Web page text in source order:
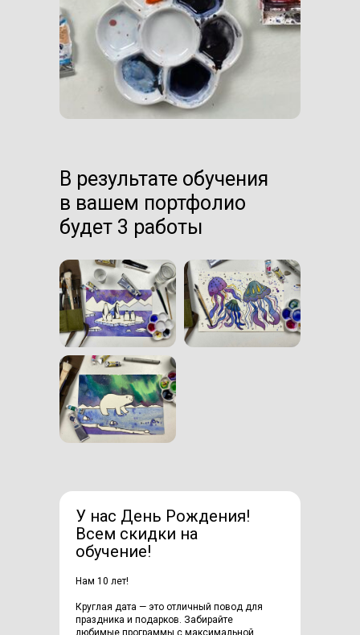
В результате обучения
в вашем портфолио
будет 3 работы
Нам 10 лет!
Круглая дата — это отличный повод для
праздника и подарков. Забирайте
любимые программы с максимальной
У нас День Рождения!
Всем скидки на
обучение!